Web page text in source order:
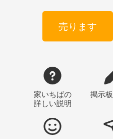
売ります
家いちばの
詳しい説明
掲示板